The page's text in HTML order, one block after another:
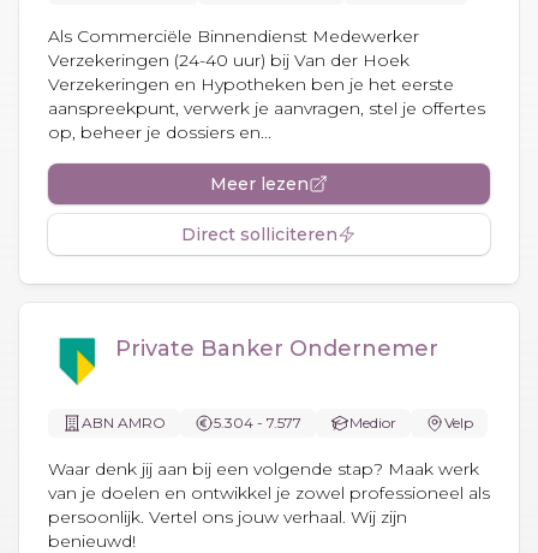
Als Commerciële Binnendienst Medewerker
Verzekeringen (24-40 uur) bij Van der Hoek
Verzekeringen en Hypotheken ben je het eerste
aanspreekpunt, verwerk je aanvragen, stel je offertes
op, beheer je dossiers en...
Meer lezen
Direct solliciteren
Private Banker Ondernemer
ABN AMRO 5.304 - 7.577 Medior Velp
Waar denk jij aan bij een volgende stap? Maak werk
van je doelen en ontwikkel je zowel professioneel als
persoonlijk. Vertel ons jouw verhaal. Wij zijn
benieuwd!